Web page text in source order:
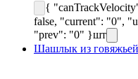
{
false, "current": "0",
"prev": "0" }шт
Шашлык из